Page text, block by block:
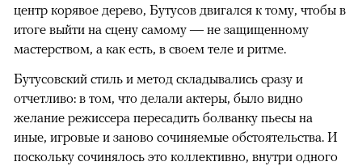
центр корявое дерево, Бутусов двигался к тому, чтобы в
итоге выйти на сцену самому — не защищенному
мастерством, а как есть, в своем теле и ритме.
Бутусовский стиль и метод складывались сразу и
отчетливо: в том, что делали актеры, было видно
желание режиссера пересадить болванку пьесы на
иные, игровые и заново сочиняемые обстоятельства. И
поскольку сочинялось это коллективно, внутри одного